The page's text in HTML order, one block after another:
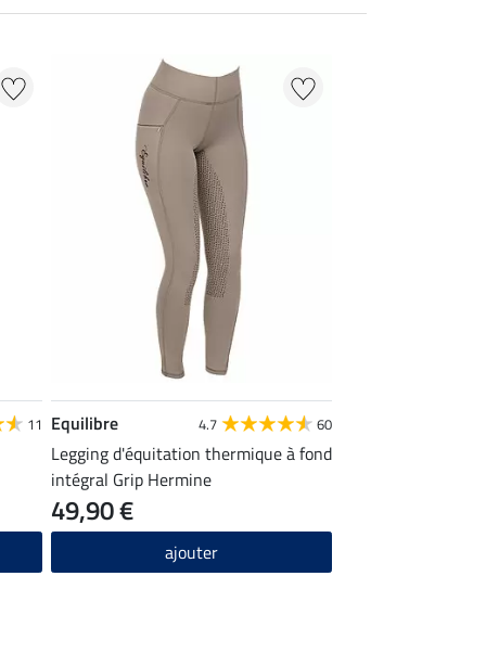
11 Equilibre 4.7 60
Legging d'équitation thermique à fond
intégral Grip Hermine
49,90 €
ajouter